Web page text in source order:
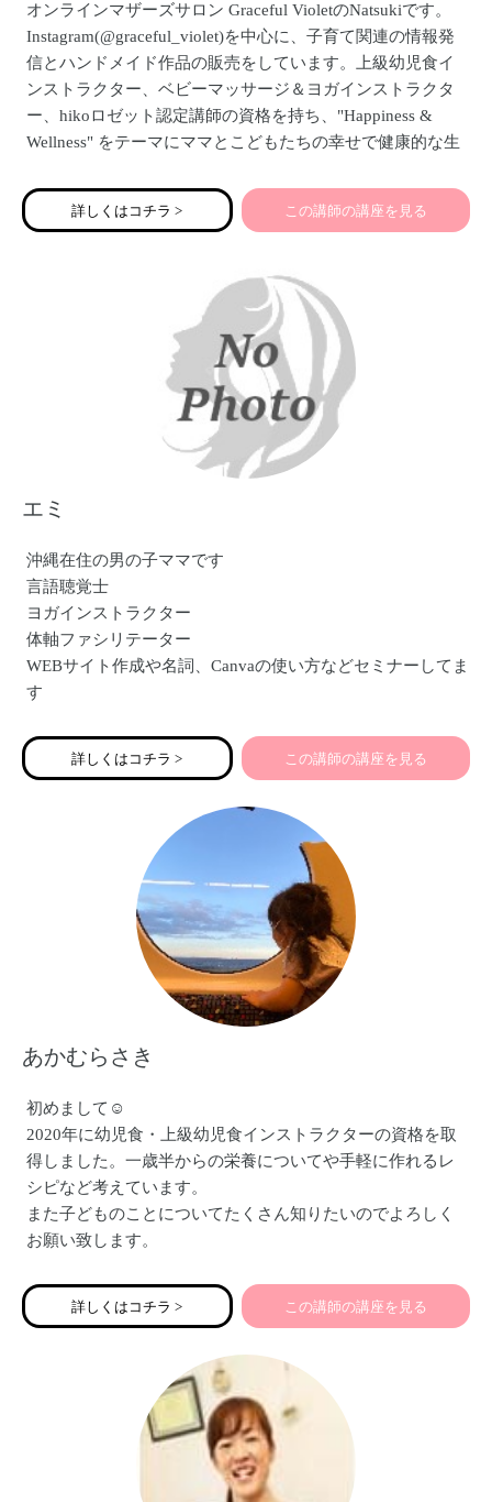
オンラインマザーズサロン Graceful VioletのNatsukiです。
Instagram(@graceful_violet)を中心に、子育て関連の情報発
信とハンドメイド作品の販売をしています。上級幼児食イ
ンストラクター、ベビーマッサージ＆ヨガインストラクタ
ー、hikoロゼット認定講師の資格を持ち、"Happiness &
Wellness" をテーマにママとこどもたちの幸せで健康的な生
子ふたりのママでもあり、自身の子育ての経験から、受講
されるママに寄り添ったセミナーをお届けします。
詳しくはコチラ > この講師の講座を見る
エミ
沖縄在住の男の子ママです
言語聴覚士
ヨガインストラクター
体軸ファシリテーター
WEBサイト作成や名詞、Canvaの使い方などセミナーしてま
す
詳しくはコチラ > この講師の講座を見る
あかむらさき
初めまして☺︎
2020年に幼児食・上級幼児食インストラクターの資格を取
得しました。一歳半からの栄養についてや手軽に作れるレ
シピなど考えています。
また子どものことについてたくさん知りたいのでよろしく
お願い致します。
詳しくはコチラ > この講師の講座を見る